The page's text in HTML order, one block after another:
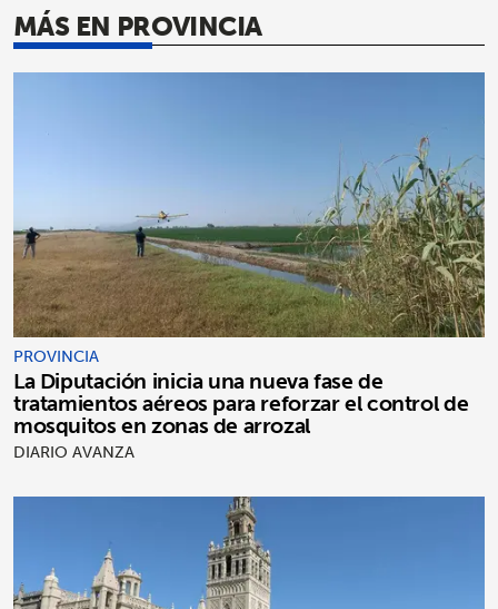
MÁS EN PROVINCIA
PROVINCIA
La Diputación inicia una nueva fase de
tratamientos aéreos para reforzar el control de
mosquitos en zonas de arrozal
DIARIO AVANZA